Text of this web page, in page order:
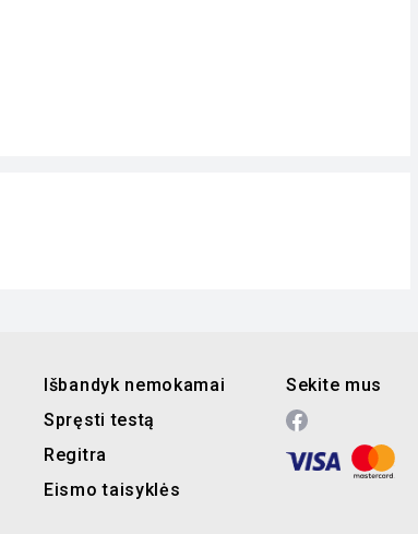
Išbandyk nemokamai
Spręsti testą
Regitra
Eismo taisyklės
Sekite mus